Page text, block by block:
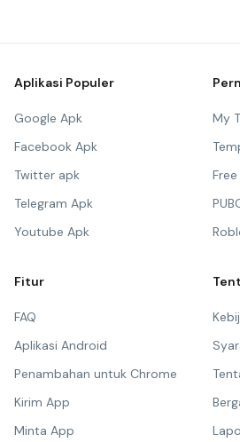
Aplikasi Populer
Google Apk
Facebook Apk
Twitter apk
Telegram Apk
Youtube Apk
My
Fitur
FAQ
Aplikasi Android
Penambahan untuk Chrome
Kirim App
Minta App